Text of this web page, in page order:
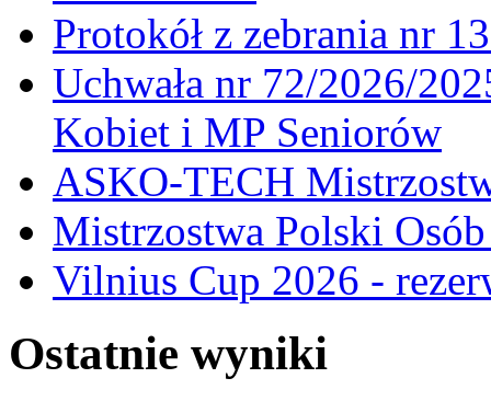
Protokół z zebrania nr
Uchwała nr 72/2026/
Kobiet i MP Seniorów
ASKO-TECH
Mistrzostwa Polski
Vilnius Cup 2026 -
Ostatnie wyniki